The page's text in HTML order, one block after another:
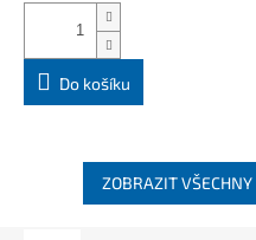
Do košíku
ZOBRAZIT VŠECHNY